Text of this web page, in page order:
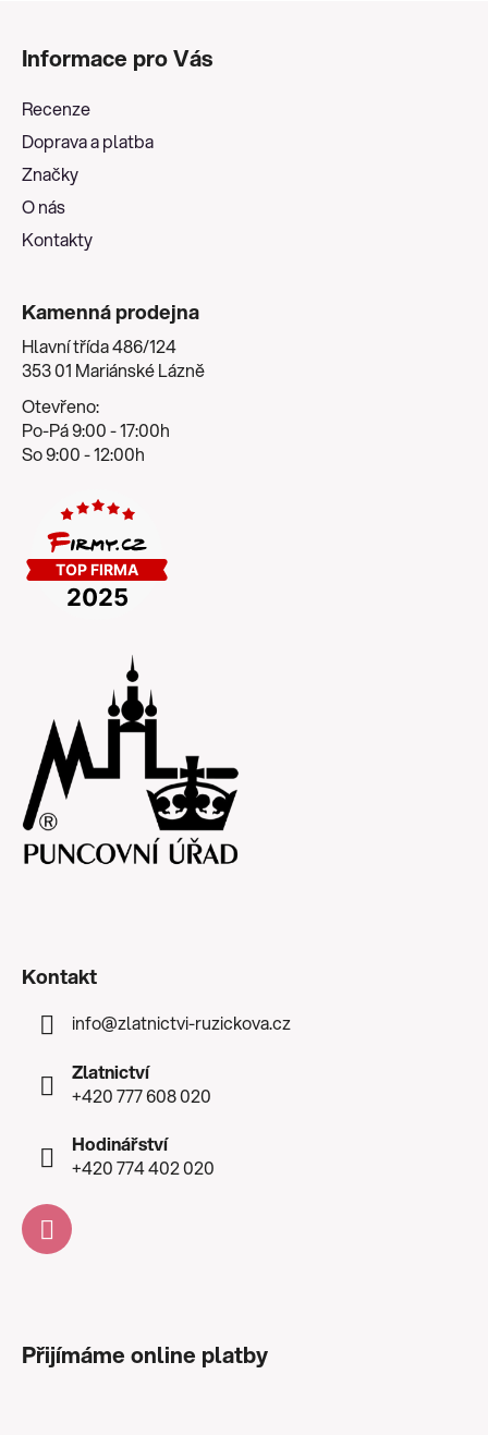
Informace pro Vás
Recenze
Doprava a platba
Značky
O nás
Kontakty
Kamenná prodejna
Hlavní třída 486/124
353 01 Mariánské Lázně
Otevřeno:
Po-Pá 9:00 - 17:00h
So 9:00 - 12:00h
Kontakt
info@zlatnictvi-ruzickova.cz
Zlatnictví
+420 777 608 020
Hodinářství
+420 774 402 020
Přijímáme online platby